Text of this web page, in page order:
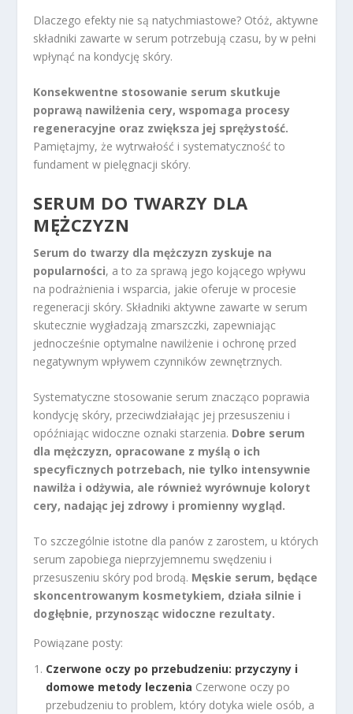
Dlaczego efekty nie są natychmiastowe? Otóż, aktywne
składniki zawarte w serum potrzebują czasu, by w pełni
wpłynąć na kondycję skóry.
Konsekwentne stosowanie serum skutkuje
poprawą nawilżenia cery, wspomaga procesy
regeneracyjne oraz zwiększa jej sprężystość.
Pamiętajmy, że wytrwałość i systematyczność to
fundament w pielęgnacji skóry.
SERUM DO TWARZY DLA
MĘŻCZYZN
Serum do twarzy dla mężczyzn zyskuje na
popularności, a to za sprawą jego kojącego wpływu
na podrażnienia i wsparcia, jakie oferuje w procesie
regeneracji skóry. Składniki aktywne zawarte w serum
skutecznie wygładzają zmarszczki, zapewniając
jednocześnie optymalne nawilżenie i ochronę przed
negatywnym wpływem czynników zewnętrznych.
Systematyczne stosowanie serum znacząco poprawia
kondycję skóry, przeciwdziałając jej przesuszeniu i
opóźniając widoczne oznaki starzenia. Dobre serum
dla mężczyzn, opracowane z myślą o ich
specyficznych potrzebach, nie tylko intensywnie
nawilża i odżywia, ale również wyrównuje koloryt
cery, nadając jej zdrowy i promienny wygląd.
To szczególnie istotne dla panów z zarostem, u których
serum zapobiega nieprzyjemnemu swędzeniu i
przesuszeniu skóry pod brodą. Męskie serum, będące
skoncentrowanym kosmetykiem, działa silnie i
dogłębnie, przynosząc widoczne rezultaty.
Powiązane posty:
Czerwone oczy po przebudzeniu: przyczyny i
domowe metody leczenia Czerwone oczy po
przebudzeniu to problem, który dotyka wiele osób, a